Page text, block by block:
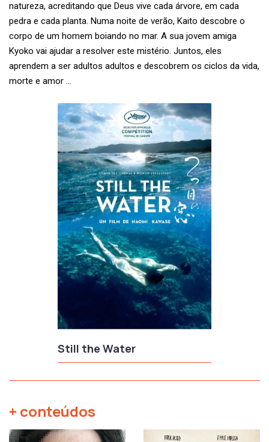
Still the Water
natureza, acreditando que Deus vive cada árvore, em cada
pedra e cada planta. Numa noite de verão, Kaito descobre o
corpo de um homem boiando no mar. A sua jovem amiga
Kyoko vai ajudar a resolver este mistério. Juntos, eles
aprendem a ser adultos adultos e descobrem os ciclos da vida,
morte e amor …
+ conteúdos